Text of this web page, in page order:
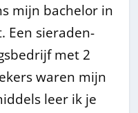
mijn bachelor in
Een sieraden-
met 2
waren mijn
leer ik je